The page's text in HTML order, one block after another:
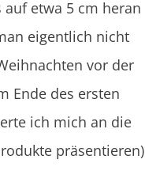
etwa 5 cm heran
eigentlich nicht
vor der
Ende des ersten
ich mich an die
präsentieren)